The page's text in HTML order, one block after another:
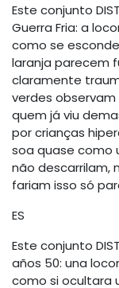
Este conjunto
Guerra Fria: a
como se
laranja parecem
claramente
verdes
quem já viu
por crianças
soa quase como
não descarrilam,
fariam isso só
ES
Este conjunto
años 50: una
como si ocultara